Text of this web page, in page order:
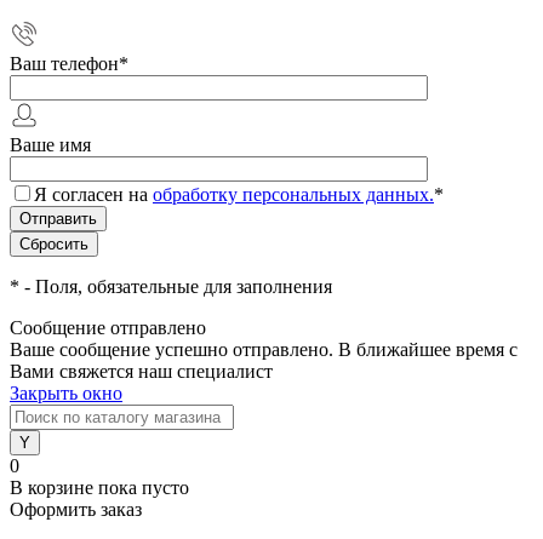
Ваш телефон*
Ваше имя
Я согласен на обработку персональных данных.*
* - Поля, обязательные для заполнения
Сообщение отправлено
Ваше сообщение успешно отправлено. В ближайшее время с
Вами свяжется наш специалист
Закрыть окно
0
В корзине пока пусто
Оформить заказ